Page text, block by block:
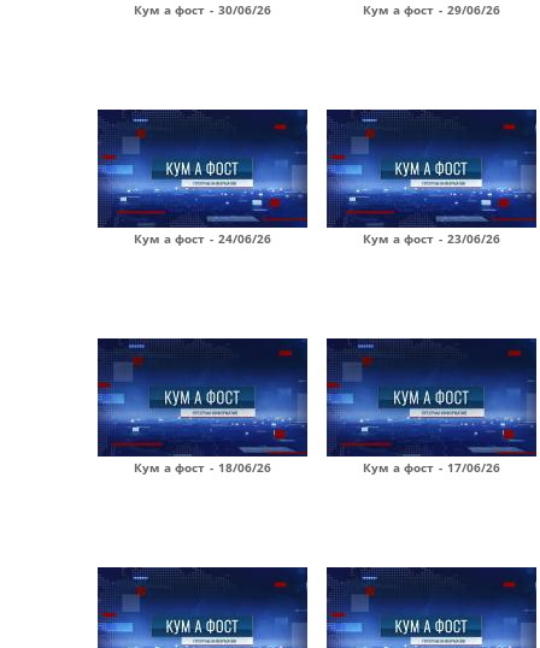
Кум а фост - 30/06/26 Кум а фост - 29/06/26
Кум а фост - 24/06/26 Кум а фост - 23/06/26
Кум а фост - 18/06/26 Кум а фост - 17/06/26